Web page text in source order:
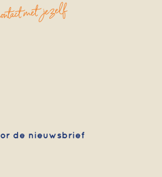
met jezelf
de nieuwsbrief